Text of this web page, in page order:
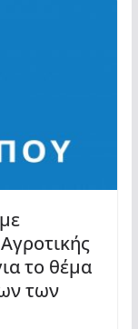
το θέμα
των